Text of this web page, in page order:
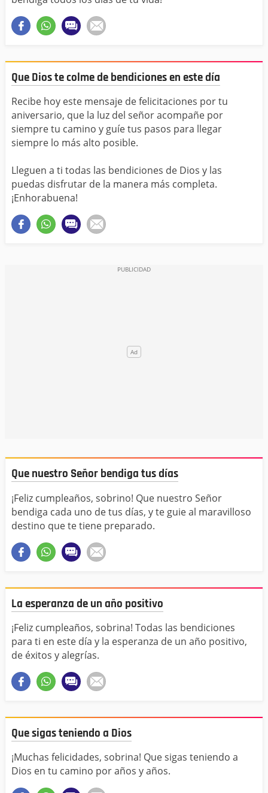
Que Dios te colme de bendiciones en este día
Recibe hoy este mensaje de felicitaciones por tu
aniversario, que la luz del señor acompañe por
siempre tu camino y guíe tus pasos para llegar
siempre lo más alto posible.
Lleguen a ti todas las bendiciones de Dios y las
puedas disfrutar de la manera más completa.
¡Enhorabuena!
Que nuestro Señor bendiga tus días
¡Feliz cumpleaños, sobrino! Que nuestro Señor
bendiga cada uno de tus días, y te guie al maravilloso
destino que te tiene preparado.
La esperanza de un año positivo
¡Feliz cumpleaños, sobrina! Todas las bendiciones
para ti en este día y la esperanza de un año positivo,
de éxitos y alegrías.
Que sigas teniendo a Dios
¡Muchas felicidades, sobrina! Que sigas teniendo a
Dios en tu camino por años y años.